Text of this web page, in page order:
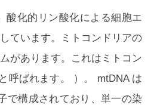
酸化的リン酸化による細胞エ
ています。ミトコンドリアの
があります。これはミトコン
呼ばれます。 ）。 mtDNA は
で構成されており、単一の染